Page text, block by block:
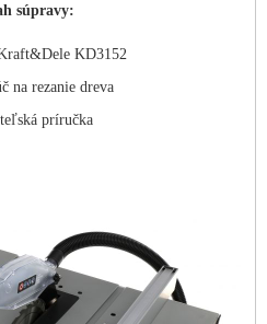
súpravy:
KD3152
na rezanie dreva
príručka